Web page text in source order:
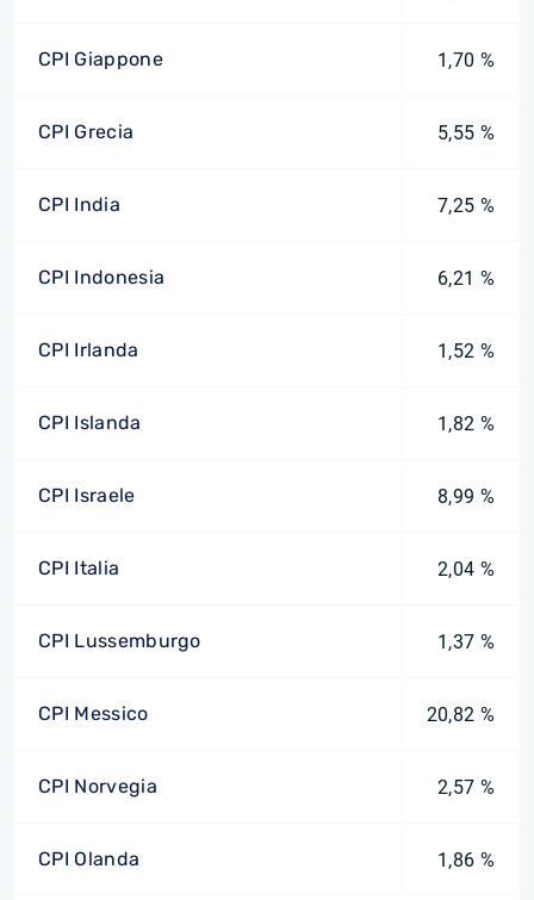
CPI Giappone 1,70 %
CPI Grecia 5,55 %
CPI India 7,25 %
CPI Indonesia 6,21 %
CPI Irlanda 1,52 %
CPI Islanda 1,82 %
CPI Israele 8,99 %
CPI Italia 2,04 %
CPI Lussemburgo 1,37 %
CPI Messico 20,82 %
CPI Norvegia 2,57 %
CPI Olanda 1,86 %